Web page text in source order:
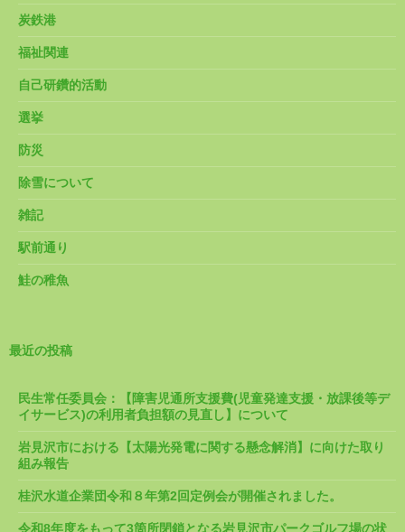
炭鉄港
福祉関連
自己研鑽的活動
選挙
防災
除雪について
雑記
駅前通り
鮭の稚魚
最近の投稿
民生常任委員会：【障害児通所支援費(児童発達支援・放課後等デ
イサービス)の利用者負担額の見直し】について
岩見沢市における【太陽光発電に関する懸念解消】に向けた取り
組み報告
桂沢水道企業団令和８年第2回定例会が開催されました。
令和8年度をもって3箇所閉鎖となる岩見沢市パークゴルフ場の状